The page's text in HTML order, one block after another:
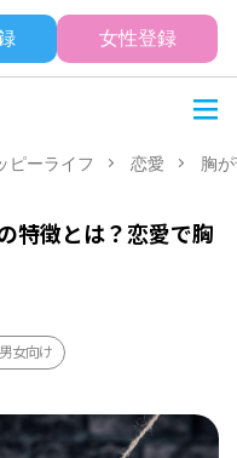
女性登録
ピーライフ 恋愛 胸
特徴とは？恋愛で胸
男女向け